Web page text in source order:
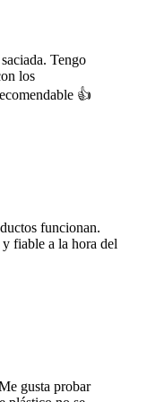
Tengo
los
👍
funcionan.
fiable a la hora del
gusta probar